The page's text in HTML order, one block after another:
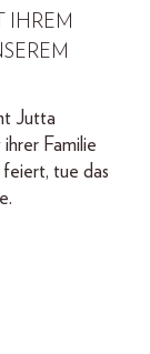
IHREM
Jutta
ihrer Familie
tue das